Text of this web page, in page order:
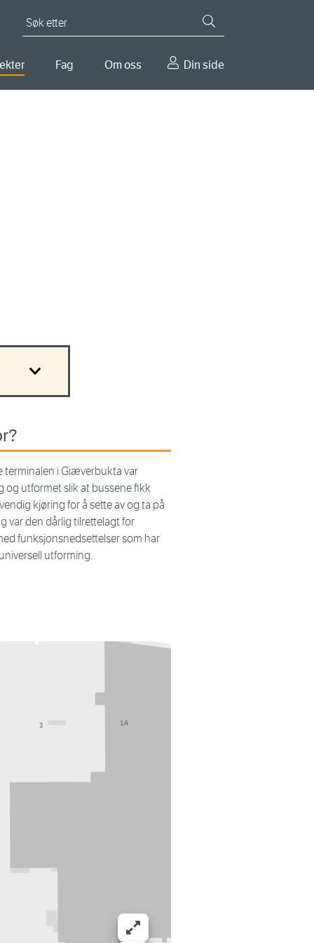
Fag Om oss Din side
terminalen i Giæverbukta var
og utformet slik at bussene fikk
kjøring for å sette av og ta på
var den dårlig tilrettelagt for
funksjonsnedsettelser som har
utforming.